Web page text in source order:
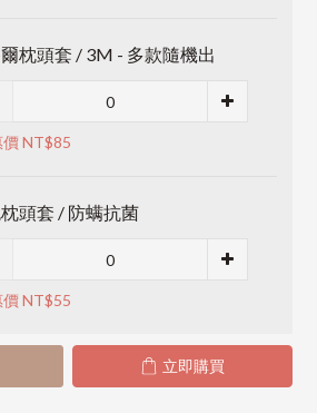
枕頭套 / 3M - 多款隨機出
NT$85
頭套 / 防螨抗菌
NT$55
立即購買